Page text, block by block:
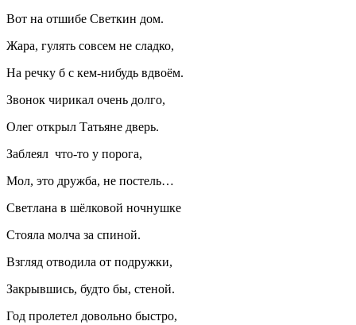
Вот на отшибе Светкин дом.
Жара, гулять совсем не сладко,
На речку б с кем-нибудь вдвоём.
Звонок чирикал очень долго,
Олег открыл Татьяне дверь.
Заблеял что-то у порога,
Мол, это дружба, не постель…
Светлана в шёлковой ночнушке
Стояла молча за спиной.
Взгляд отводила от подружки,
Закрывшись, будто бы, стеной.
Год пролетел довольно быстро,